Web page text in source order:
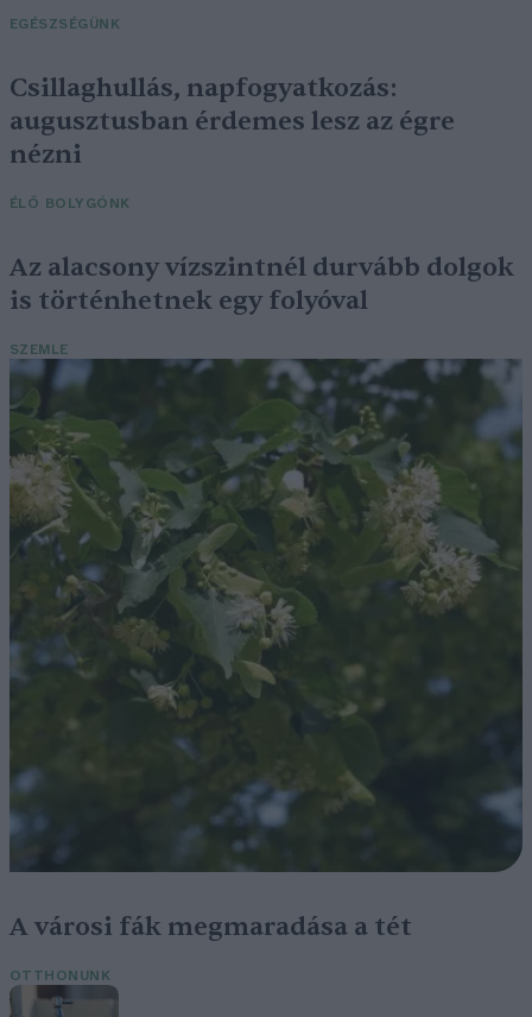
EGÉSZSÉGÜNK
Csillaghullás, napfogyatkozás:
augusztusban érdemes lesz az égre
nézni
ÉLŐ BOLYGÓNK
Az alacsony vízszintnél durvább dolgok
is történhetnek egy folyóval
SZEMLE
A városi fák megmaradása a tét
OTTHONUNK